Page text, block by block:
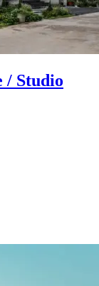
/ Studio